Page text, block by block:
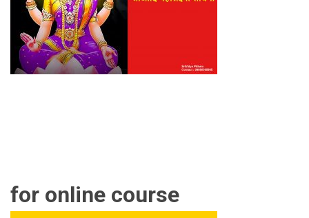
for online course